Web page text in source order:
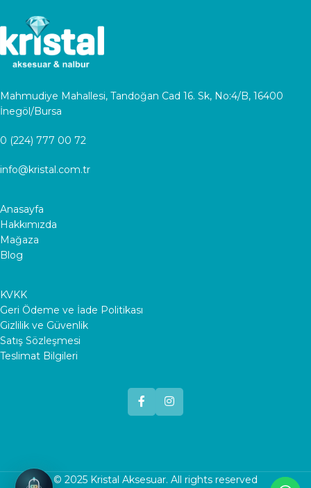
Mahmudiye Mahallesi, Tandoğan Cad 16. Sk, No:4/B, 16400
İnegöl/Bursa
0 (224) 777 00 72
info@kristal.com.tr
Anasayfa
Hakkımızda
Mağaza
Blog
KVKK
Geri Ödeme ve İade Politikası
Gizlilik ve Güvenlik
Satış Sözleşmesi
Teslimat Bilgileri
© 2025 Kristal Aksesuar. All rights reserved